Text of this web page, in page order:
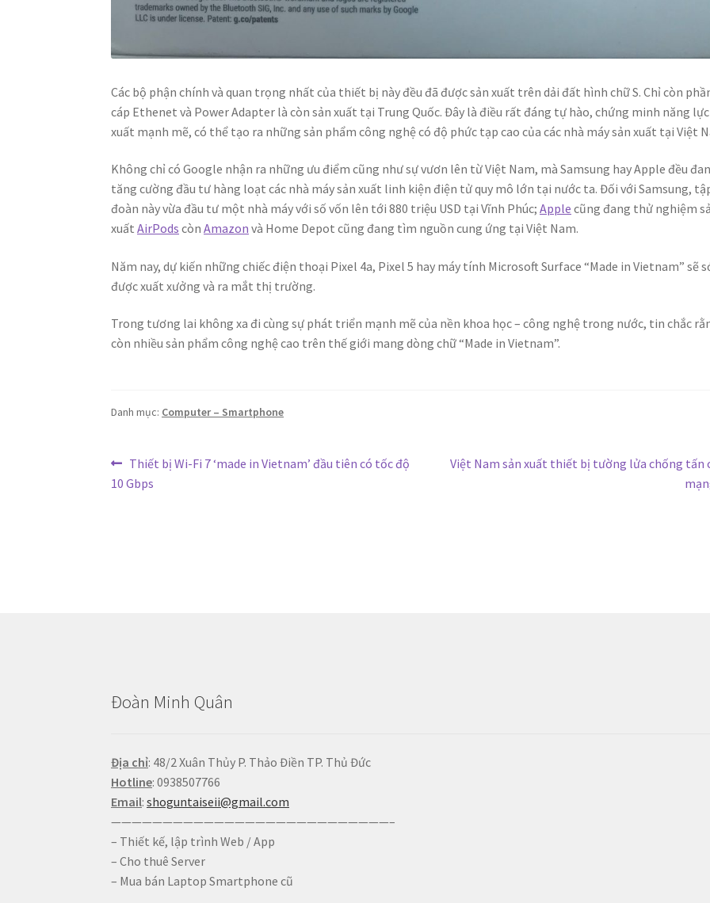
Các bộ phận chính và quan trọng nhất của thiết bị này đều đã được sản xuất trên dải đất hình chữ S. Chỉ còn
cáp Ethenet và Power Adapter là còn sản xuất tại Trung Quốc. Đây là điều rất đáng tự hào, chứng minh năng
xuất mạnh mẽ, có thể tạo ra những sản phẩm công nghệ có độ phức tạp cao của các nhà máy sản xuất tại Việt
Không chỉ có Google nhận ra những ưu điểm cũng như sự vươn lên từ Việt Nam, mà Samsung hay Apple đều
tăng cường đầu tư hàng loạt các nhà máy sản xuất linh kiện điện tử quy mô lớn tại nước ta. Đối với Samsung,
đoàn này vừa đầu tư một nhà máy với số vốn lên tới 880 triệu USD tại Vĩnh Phúc;Apple cũng đang thử nghiệm
xuấtAirPods cònAmazon và Home Depot cũng đang tìm nguồn cung ứng tại Việt Nam.
Năm nay, dự kiến những chiếc điện thoại Pixel 4a, Pixel 5 hay máy tính Microsoft Surface “Made in Vietnam” sẽ
được xuất xưởng và ra mắt thị trường.
Trong tương lai không xa đi cùng sự phát triển mạnh mẽ của nền khoa học – công nghệ trong nước, tin chắc
còn nhiều sản phẩm công nghệ cao trên thế giới mang dòng chữ “Made in Vietnam”.
Danh mục: Computer – Smartphone
Điều
hướng
Bài
trước:
Thiết bị Wi-Fi 7 ‘made in Vietnam’ đầu tiên có tốc độ
10 Gbps
Bài
Việt Nam sản xuất thiết bị tường lửa chống tấn
Đoàn Minh Quân
Địa chỉ: 48/2 Xuân Thủy P. Thảo Điền TP. Thủ Đức
Hotline: 0938507766
Email:shoguntaiseii@gmail.com
———————————————————————————–
– Thiết kế, lập trình Web / App
– Cho thuê Server
– Mua bán Laptop Smartphone cũ